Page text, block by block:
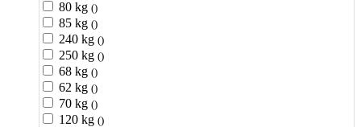
80 kg ()
85 kg ()
240 kg ()
250 kg ()
68 kg ()
62 kg ()
70 kg ()
120 kg ()